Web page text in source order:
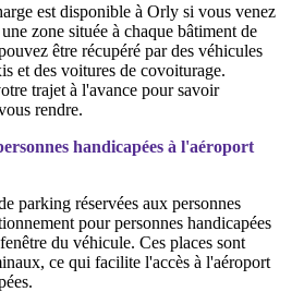
est disponible à Orly si vous venez
zone située à chaque bâtiment de
être récupéré par des véhicules
et des voitures de covoiturage.
trajet à l'avance pour savoir
rendre.
handicapées à l'aéroport
parking réservées aux personnes
pour personnes handicapées
du véhicule. Ces places sont
ce qui facilite l'accès à l'aéroport